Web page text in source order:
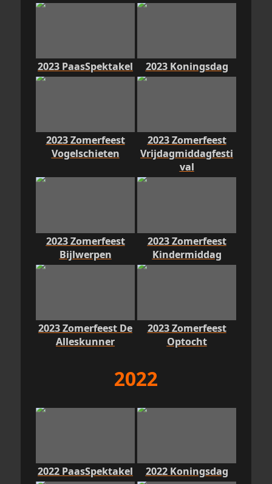
2023 PaasSpektakel 2023 Koningsdag
2023 Zomerfeest
Vogelschieten
2023 Zomerfeest
Vrijdagmiddagfesti
val
2023 Zomerfeest
Bijlwerpen
2023 Zomerfeest
Kindermiddag
2023 Zomerfeest De
Alleskunner
2023 Zomerfeest
Optocht
2022
2022 PaasSpektakel 2022 Koningsdag